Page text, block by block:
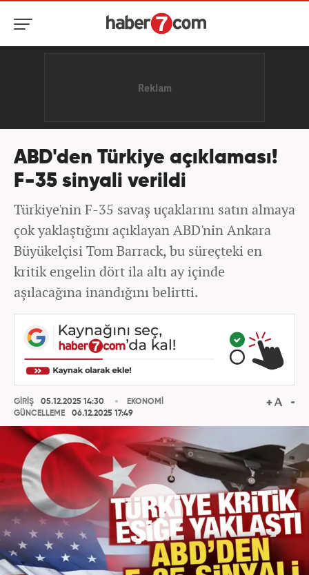
ABD'den Türkiye açıklaması!
F-35 sinyali verildi
Türkiye'nin F-35 savaş uçaklarını satın almaya
çok yaklaştığını açıklayan ABD'nin Ankara
Büyükelçisi Tom Barrack, bu süreçteki en
kritik engelin dört ila altı ay içinde
aşılacağına inandığını belirtti.
GİRİŞ
05.12.2025 14:30
GÜNCELLEME
06.12.2025 17:49
EKONOMİ